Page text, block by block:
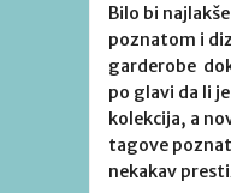
Bilo bi
poznatom i
garderobe
po glavi da li
kolekcija, a
tagove
nekakav